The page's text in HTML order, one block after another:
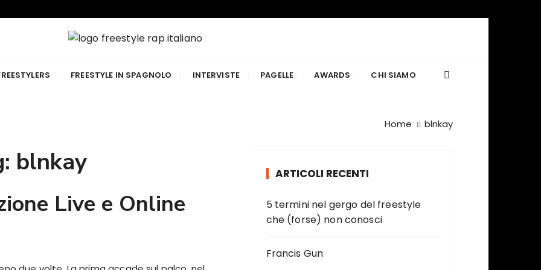
Italiano
FREESTYLE IN SPAGNOLO INTERVISTE PAGELLE AWARDS CHI SIAMO
Home blnkay
blnkay
Live e Online
ARTICOLI RECENTI
5 termini nel gergo del freestyle
che (forse) non conosci
Francis Gun